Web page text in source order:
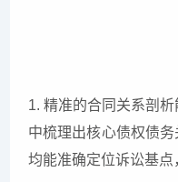
1. 精准的合同关系剖
中梳理出核心债权债务
均能准确定位诉讼基点